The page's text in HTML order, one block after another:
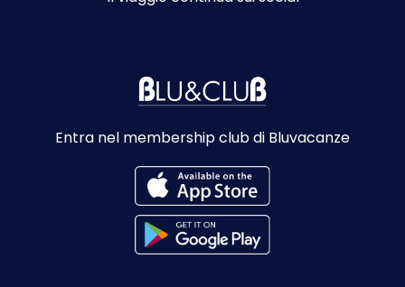
Entra nel membership club di Bluvacanze